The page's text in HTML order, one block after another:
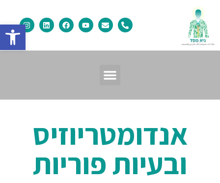
אנדומטריוזיס
ובעיות פוריות